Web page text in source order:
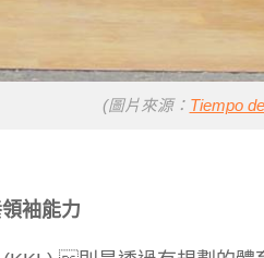
(圖片來源： Tiempo
袖能力